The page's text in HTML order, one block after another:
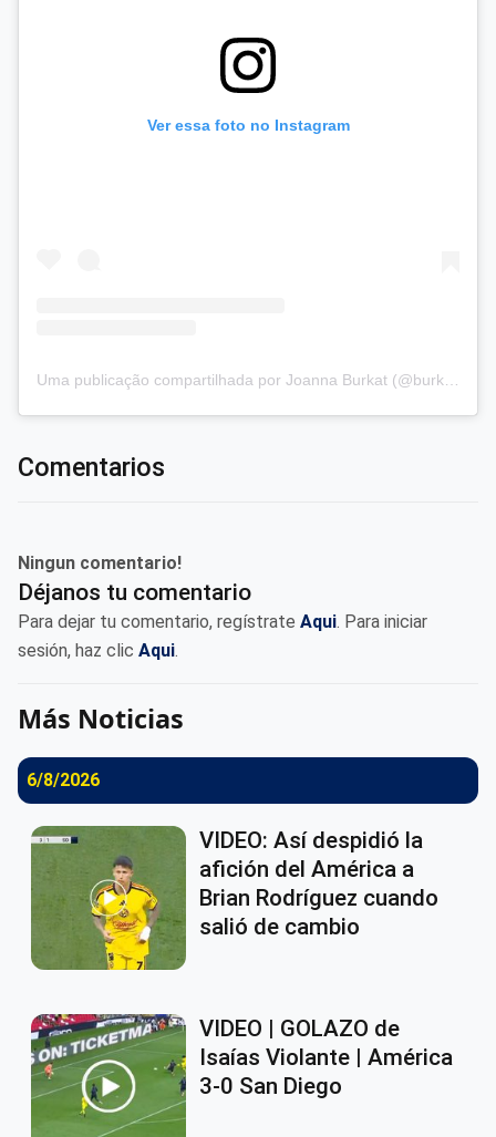
Ver essa foto no Instagram
Uma publicação compartilhada por Joanna Burkat (@burkat.joanna)
Comentarios
Ningun comentario!
Déjanos tu comentario
Para dejar tu comentario, regístrate Aqui. Para iniciar
sesión, haz clic Aqui.
Más Noticias
6/8/2026
VIDEO: Así despidió la
afición del América a
Brian Rodríguez cuando
salió de cambio
VIDEO | GOLAZO de
Isaías Violante | América
3-0 San Diego